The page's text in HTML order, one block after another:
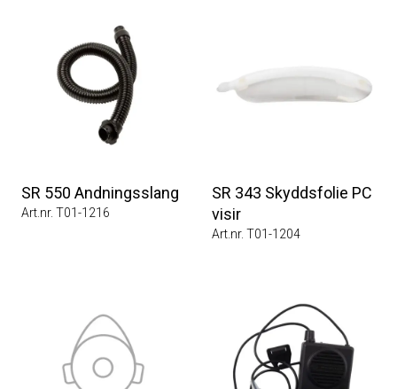
SR 550 Andningsslang
Art.nr. T01-1216
SR 343 Skyddsfolie PC
visir
Art.nr. T01-1204